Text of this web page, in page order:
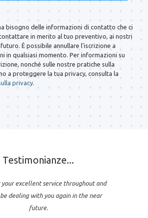
bisogno delle informazioni di contatto che ci
in merito al tuo preventivo, ai nostri
È possibile annullare l’iscrizione a
in qualsiasi momento. Per informazioni su
nonché sulle nostre pratiche sulla
a proteggere la tua privacy, consulta la
privacy.
Testimonianze...
your excellent service throughout and
dealing with you again in the near
future.